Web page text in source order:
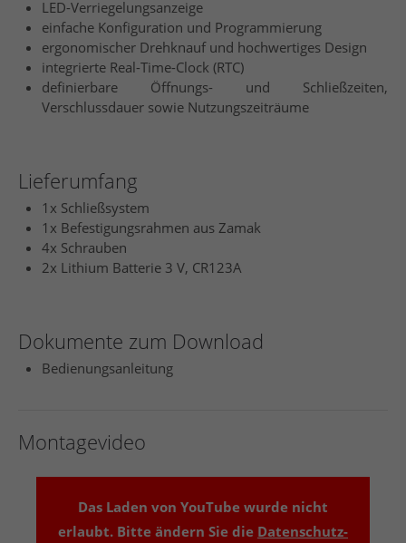
LED-Verriegelungsanzeige
einfache Konfiguration und Programmierung
ergonomischer Drehknauf und hochwertiges Design
integrierte Real-Time-Clock (RTC)
definierbare Öffnungs- und Schließzeiten,
Verschlussdauer sowie Nutzungszeiträume
Lieferumfang
1x Schließsystem
1x Befestigungsrahmen aus Zamak
4x Schrauben
2x Lithium Batterie 3 V, CR123A
Dokumente zum Download
Bedienungsanleitung
Montagevideo
Das Laden von YouTube wurde nicht
erlaubt. Bitte ändern Sie die Datenschutz-